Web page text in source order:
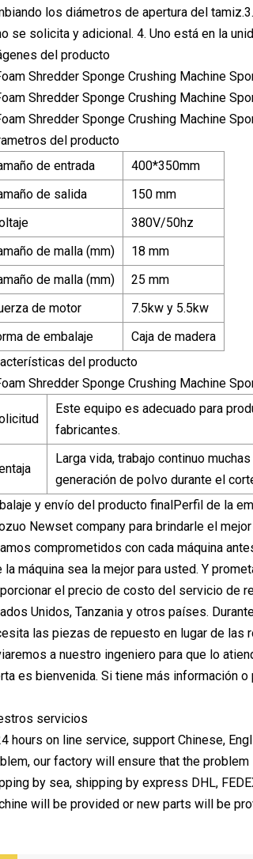
los diámetros de apertura del
se solicita y adicional. 4. Uno está en la
del producto
del producto
de entrada
400*350mm
de salida
150 mm
380V/50hz
de malla (mm)
18 mm
de malla (mm)
25 mm
de motor
7.5kw y 5.5kw
de embalaje
Caja de madera
del producto
Este equipo es adecuado para
fabricantes.
Larga vida, trabajo continuo
generación de polvo durante el
y envío del producto finalPerfil de la
Newset company para brindarle el
comprometidos con cada máquina
la máquina sea la mejor para usted. Y
el precio de costo del servicio de
Unidos, Tanzania y otros países.
las piezas de repuesto en lugar de las
a nuestro ingeniero para que lo
es bienvenida. Si tiene más información
servicios
hours on line service, support Chinese,
our factory will ensure that the
by sea, shipping by express DHL,
will be provided or new parts will be